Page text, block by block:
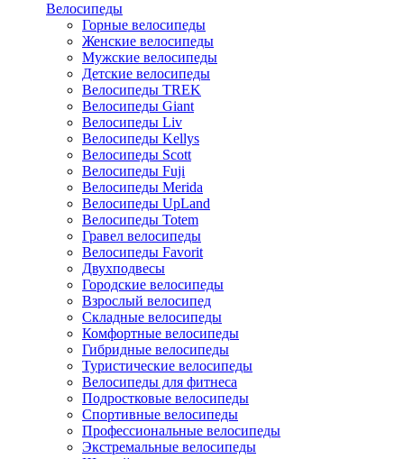
Велосипеды
Горные велосипеды
Женские велосипеды
Мужские велосипеды
Детские велосипеды
Велосипеды TREK
Велосипеды Giant
Велосипеды Liv
Велосипеды Kellys
Велосипеды Scott
Велосипеды Fuji
Велосипеды Merida
Велосипеды UpLand
Велосипеды Totem
Гравел велосипеды
Велосипеды Favorit
Двухподвесы
Городские велосипеды
Взрослый велосипед
Складные велосипеды
Комфортные велосипеды
Гибридные велосипеды
Туристические велосипеды
Велосипеды для фитнеса
Подростковые велосипеды
Спортивные велосипеды
Профессиональные велосипеды
Экстремальные велосипеды